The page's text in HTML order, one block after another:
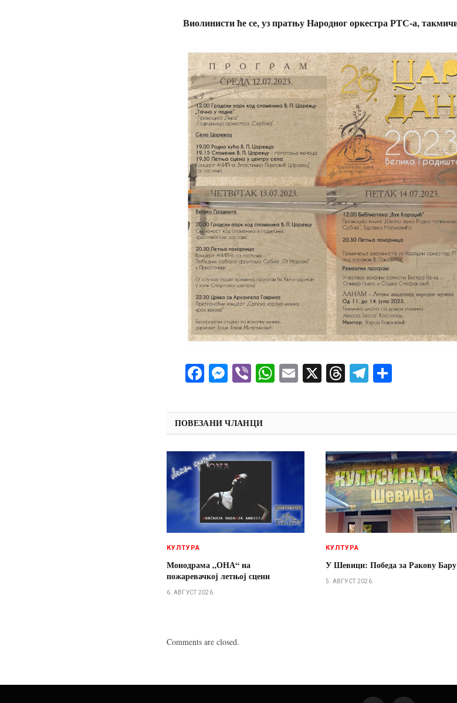
Виолинисти ће се, уз пратњу Народног оркестра РТС-а,
Facebook
Messenger
ViberWhatsApp
Email
X ThreadsTelegram
ПОВЕЗАНИ ЧЛАНЦИ
КУЛТУРА
Монодрама „ОНА“ на
пожаревачкој летњој сцени
6. АВГУСТ 2026.
КУЛТУРА
У Шевици: Победа за Ракову Бару
5. АВГУСТ 2026.
Comments are closed.